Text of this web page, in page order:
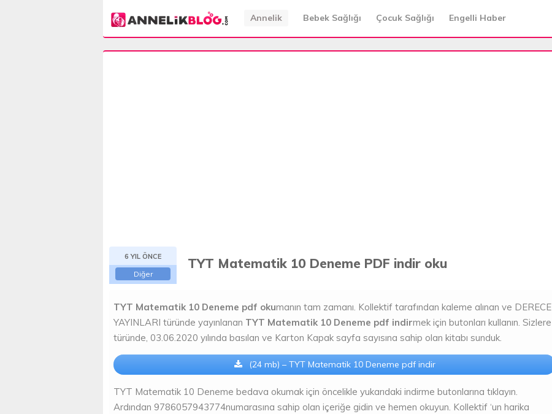
Annelik Bebek Sağlığı Çocuk Sağlığı Engelli Haber
6 YIL ÖNCE
Diğer
TYT Matematik 10 Deneme PDF indir oku
TYT Matematik 10 Deneme pdf okumanın tam zamanı. Kollektif tarafından kaleme alınan ve DERECE
YAYINLARI türünde yayınlanan TYT Matematik 10 Deneme pdf indirmek için butonları kullanın. Sizlere
türünde, 03.06.2020 yılında basılan ve Karton Kapak sayfa sayısına sahip olan kitabı sunduk.
(24 mb) – TYT Matematik 10 Deneme pdf indir
TYT Matematik 10 Deneme bedava okumak için öncelikle yukarıdaki indirme butonlarına tıklayın.
Ardından 9786057943774numarasına sahip olan içeriğe gidin ve hemen okuyun. Kollektif ‘un harika